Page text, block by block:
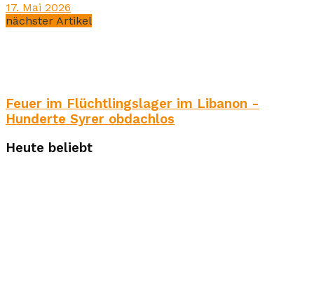
17. Mai 2026
nächster Artikel
Feuer im Flüchtlingslager im Libanon -
Hunderte Syrer obdachlos
Heute beliebt